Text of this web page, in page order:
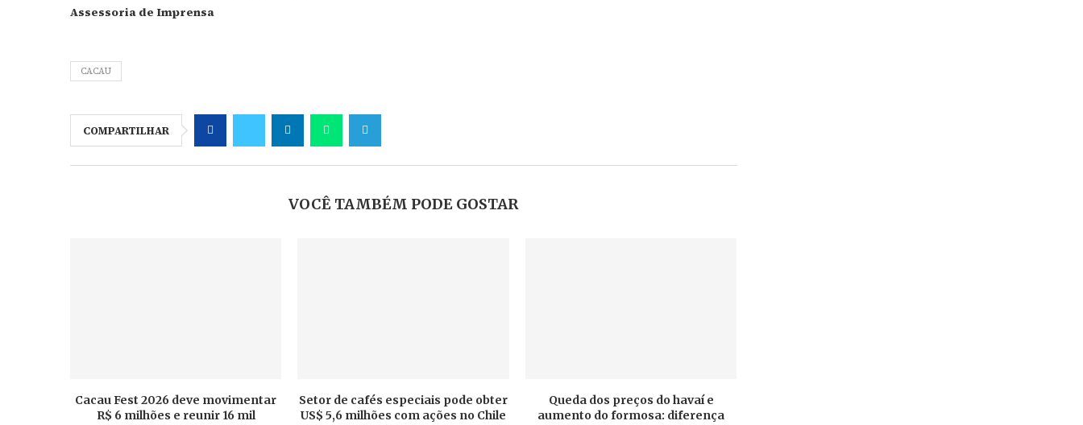
Assessoria de Imprensa
CACAU
COMPARTILHAR
VOCÊ TAMBÉM PODE GOSTAR
Cacau Fest 2026 deve movimentar
R$ 6 milhões e reunir 16 mil
Setor de cafés especiais pode obter
US$ 5,6 milhões com ações no Chile
Queda dos preços do havaí e
aumento do formosa: diferença